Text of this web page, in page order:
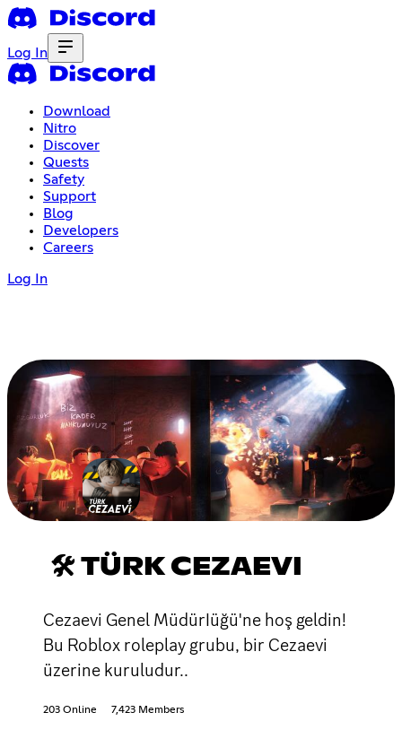
Log In
Download
Nitro
Discover
Quests
Safety
Support
Blog
Developers
Careers
Log In
🛠 TÜRK CEZAEVI
Cezaevi Genel MüdürIüğü'ne hoş geldin!
Bu Roblox roleplay grubu, bir Cezaevi
üzerine kuruludur..
203 Online 7,423 Members